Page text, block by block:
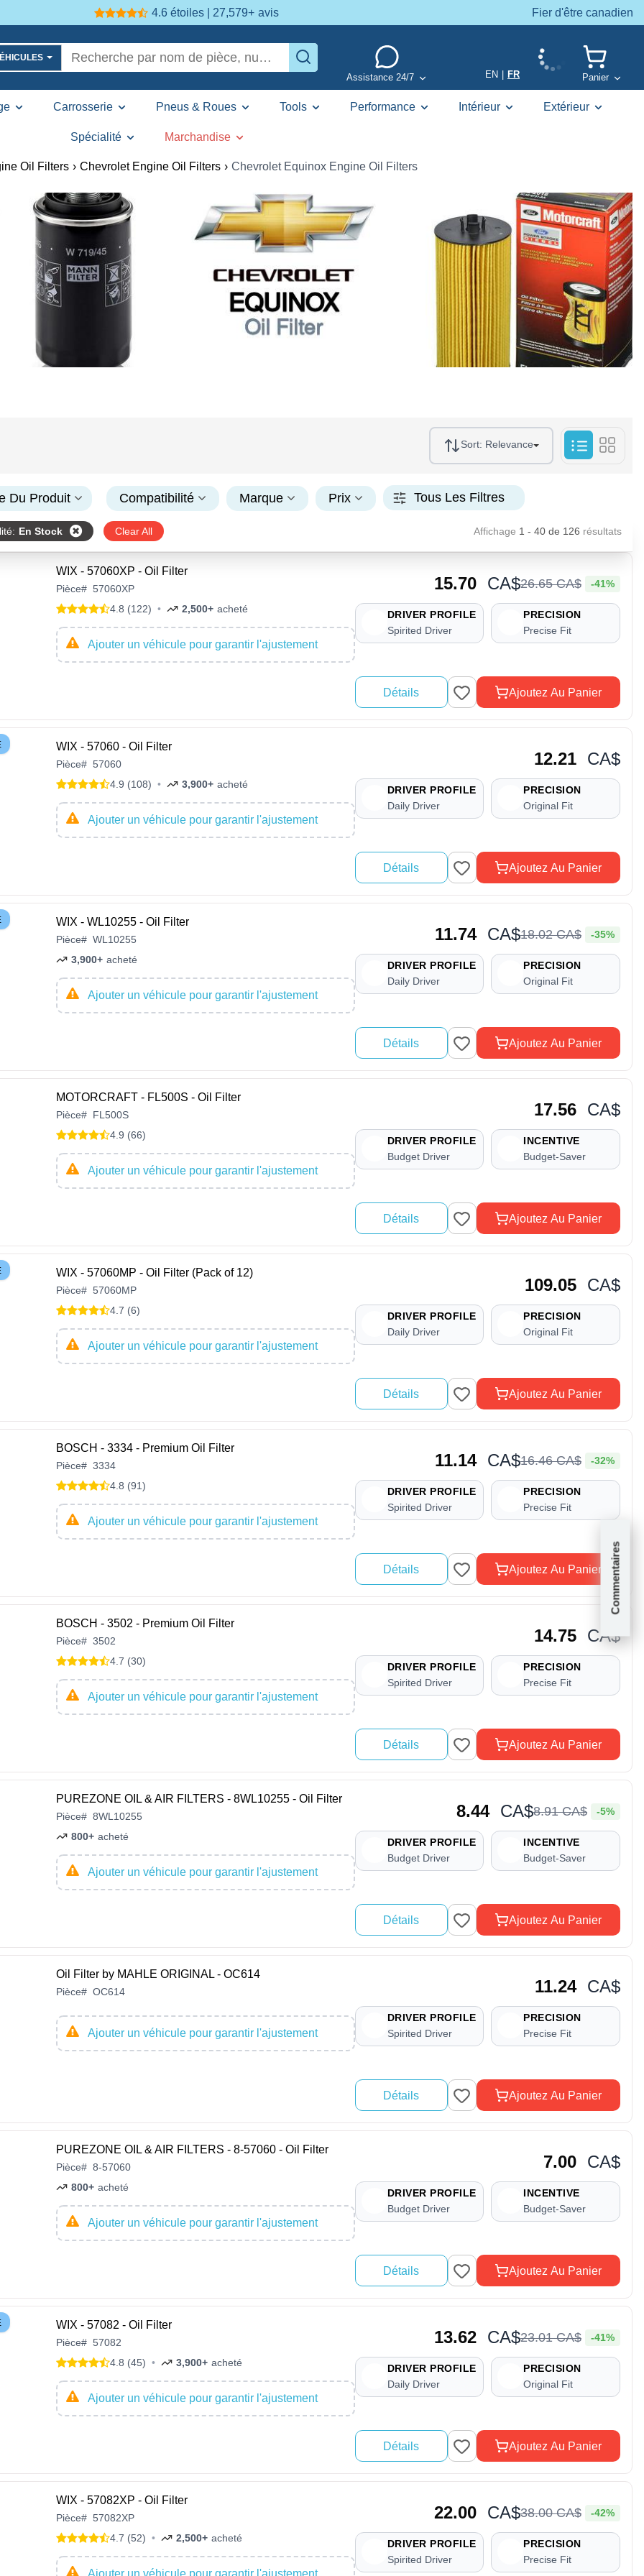
Commentaires
4.6 étoiles | 27,579+ avis Fier d'être canadien
Assistance 24/7 EN FR Panier
Carrosserie Pneus & Roues Tools Performance Intérieur Extérieur
Spécialité Marchandise
Oil Filters › Chevrolet Engine Oil Filters › Chevrolet Equinox Engine Oil Filters
Sort: Relevance
Du Produit Compatibilité Marque Prix Tous Les Filtres
: En Stock Clear All Affichage 1 - 40 de 126 résultats
WIX - 57060XP - Oil Filter
Pièce# 57060XP
4.8 (122) • 2,500+ acheté
Ajouter un véhicule pour garantir l'ajustement
15.70 CA$26.65CA$ -41%
DRIVER PROFILE
Spirited Driver
PRECISION
Precise Fit
Détails Ajoutez Au Panier
WIX - 57060 - Oil Filter
Pièce# 57060
4.9 (108) • 3,900+ acheté
Ajouter un véhicule pour garantir l'ajustement
12.21 CA$
DRIVER PROFILE
Daily Driver
PRECISION
Original Fit
Détails Ajoutez Au Panier
WIX - WL10255 - Oil Filter
Pièce# WL10255
3,900+ acheté
Ajouter un véhicule pour garantir l'ajustement
11.74 CA$18.02CA$ -35%
DRIVER PROFILE
Daily Driver
PRECISION
Original Fit
Détails Ajoutez Au Panier
MOTORCRAFT - FL500S - Oil Filter
Pièce# FL500S
4.9 (66)
Ajouter un véhicule pour garantir l'ajustement
17.56 CA$
DRIVER PROFILE
Budget Driver
INCENTIVE
Budget-Saver
Détails Ajoutez Au Panier
WIX - 57060MP - Oil Filter (Pack of 12)
Pièce# 57060MP
4.7 (6)
Ajouter un véhicule pour garantir l'ajustement
109.05 CA$
DRIVER PROFILE
Daily Driver
PRECISION
Original Fit
Détails Ajoutez Au Panier
BOSCH - 3334 - Premium Oil Filter
Pièce# 3334
4.8 (91)
Ajouter un véhicule pour garantir l'ajustement
11.14 CA$16.46CA$ -32%
DRIVER PROFILE
Spirited Driver
PRECISION
Precise Fit
Détails Ajoutez Au Panier
BOSCH - 3502 - Premium Oil Filter
Pièce# 3502
4.7 (30)
Ajouter un véhicule pour garantir l'ajustement
14.75 CA$
DRIVER PROFILE
Spirited Driver
PRECISION
Precise Fit
Détails Ajoutez Au Panier
PUREZONE OIL & AIR FILTERS - 8WL10255 - Oil Filter
Pièce# 8WL10255
800+ acheté
Ajouter un véhicule pour garantir l'ajustement
8.44 CA$8.91CA$ -5%
DRIVER PROFILE
Budget Driver
INCENTIVE
Budget-Saver
Détails Ajoutez Au Panier
Oil Filter by MAHLE ORIGINAL - OC614
Pièce# OC614
Ajouter un véhicule pour garantir l'ajustement
11.24 CA$
DRIVER PROFILE
Spirited Driver
PRECISION
Precise Fit
Détails Ajoutez Au Panier
PUREZONE OIL & AIR FILTERS - 8-57060 - Oil Filter
Pièce# 8-57060
800+ acheté
Ajouter un véhicule pour garantir l'ajustement
7.00 CA$
DRIVER PROFILE
Budget Driver
INCENTIVE
Budget-Saver
Détails Ajoutez Au Panier
WIX - 57082 - Oil Filter
Pièce# 57082
4.8 (45) • 3,900+ acheté
Ajouter un véhicule pour garantir l'ajustement
13.62 CA$23.01CA$ -41%
DRIVER PROFILE
Daily Driver
PRECISION
Original Fit
Détails Ajoutez Au Panier
WIX - 57082XP - Oil Filter
Pièce# 57082XP
4.7 (52) • 2,500+ acheté
22.00 CA$38.00CA$ -42%
DRIVER PROFILE
Spirited Driver
PRECISION
Precise Fit